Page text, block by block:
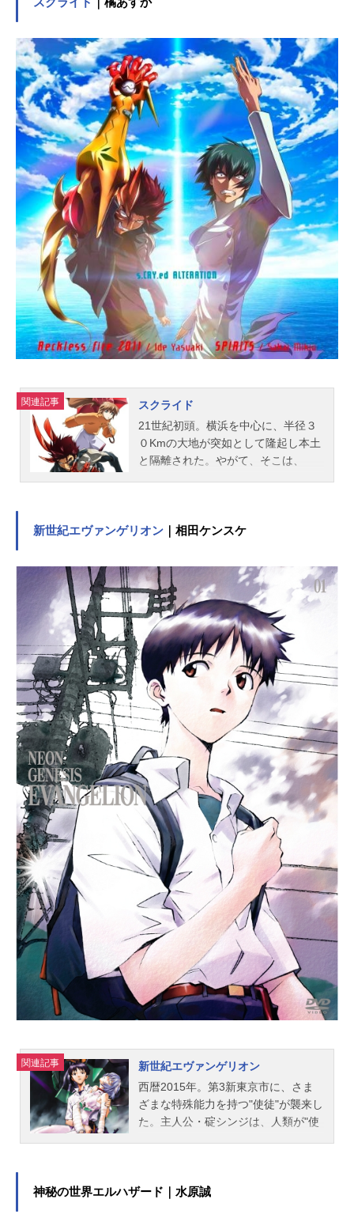
いがしらグゥに丸呑みにされたハレ
は、その体内に異世界が広がってい
るのを体験する。しかもそこに暮ら
す人々までいるのだ。吐き出されて
戻ったハレは、自分にだけ本性を見
せ、それ以外の人々には可愛い少女
に見えるグゥと一緒に暮らすことに
なる。グゥの魔の手から村人を守ろ
うと、人知れず気苦労を重ねるハレ
の毎日が始まった――!作品名ジャン
グルはいつもハレのちグゥ放送形態T
Vアニメジャンルコメディギャグスケ
ジュール2001年4月3日（火）～2001
年9月25日（火）テレビ東京ほか話数
全26話キャストハレ：愛河里花子グ
ゥ：渡辺菜生子ウェダ：茂呂田かお
るレベッカ：中村尚子レジィ：井上
和彦ウイグル：岩永哲哉グプタ：保
志総一朗ラヴェンナ：白鳥由里トポ
よ：氷上恭子長老：玄田哲章スタッ
フ原作：「ジャングルはいつもハレ
のちグゥ」金田一蓮十郎著(スクウ...
関連記事
スクライド
21世紀初頭。横浜を中心に、半径３
０Kmの大地が突如として隆起し本土
と隔離された。やがて、そこは、
る。そして、そこでは、生まれなが
殊能力を持つ者たちが現れるように
なった…。作品名スクライド放送形
態TVアニメスケジュール2001年7月4
日（水）～2001年12月26日（水）テ
レビ東京ほか話数全26話キャストカ
ズマ：保志総一朗劉鳳：緑川光由詑
かなみ：田村ゆかりシェリス・アジ
ャーニ：倉田雅世君島邦彦：山崎た
くみ桐生水守：永島由子マーティ
ン・ジグマール：高田裕司スタッフ
監督：谷口悟朗脚本：黒田洋介キャ
ラクターデザイン：平井久司ビジュ
アルコンセプター：神宮司訓之デザ
インワークス：森木靖泰 荒牧伸
志 まさひろ山根音楽：中川幸太郎
アニメーション制作：サンライズ主
題歌OP：「Recklessfire」井出泰彰E
D：「Drasticmysoul」酒井ミキオ公
開開始年＆季節2001夏アニメ(C)サン
ライズ『スクライド』公式サイト
『スクライド』公式Twitter 「スクラ
イド」のグッズを探す動画配信情報
【PR】※本ページは動画配信サービ
スのプロモーションが含まれてい...
新世紀エヴァンゲリオン ｜相田ケンスケ
関連記事
新世紀エヴァンゲリオン
西暦2015年。第3新東京市に、さま
ざまな特殊能力を持つ"使徒"が襲来し
た。主人公・碇シンジは、人類が"使
運を掛けた戦いの火蓋が切って落と
神秘の世界エルハザード｜水原誠